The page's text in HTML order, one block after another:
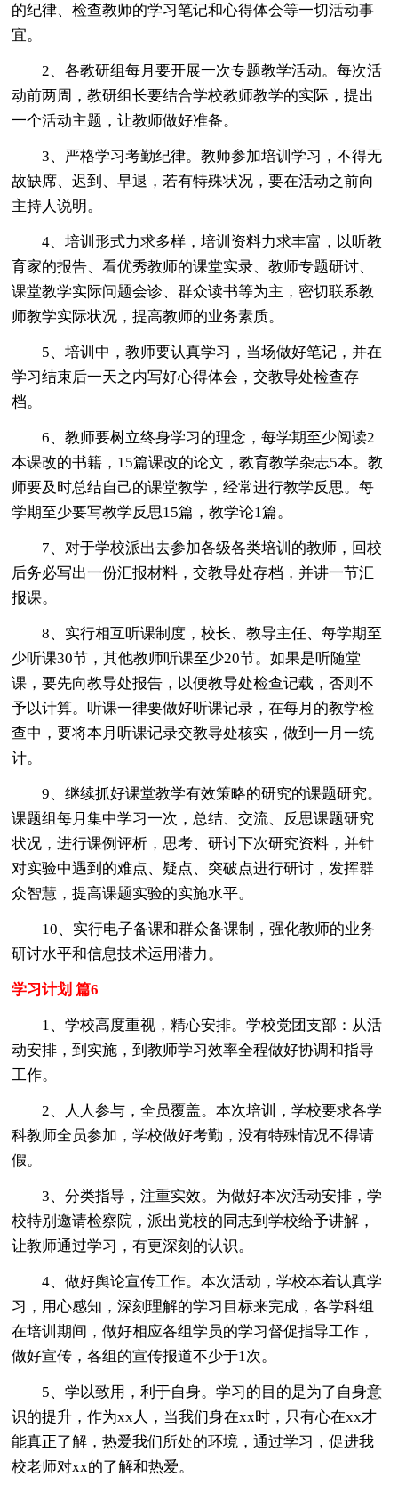
的纪律、检查教师的学习笔记和心得体会等一切活动事
宜。
2、各教研组每月要开展一次专题教学活动。每次活
动前两周，教研组长要结合学校教师教学的实际，提出
一个活动主题，让教师做好准备。
3、严格学习考勤纪律。教师参加培训学习，不得无
故缺席、迟到、早退，若有特殊状况，要在活动之前向
主持人说明。
4、培训形式力求多样，培训资料力求丰富，以听教
育家的报告、看优秀教师的课堂实录、教师专题研讨、
课堂教学实际问题会诊、群众读书等为主，密切联系教
师教学实际状况，提高教师的业务素质。
5、培训中，教师要认真学习，当场做好笔记，并在
学习结束后一天之内写好心得体会，交教导处检查存
档。
6、教师要树立终身学习的理念，每学期至少阅读2
本课改的书籍，15篇课改的论文，教育教学杂志5本。教
师要及时总结自己的课堂教学，经常进行教学反思。每
学期至少要写教学反思15篇，教学论1篇。
7、对于学校派出去参加各级各类培训的教师，回校
后务必写出一份汇报材料，交教导处存档，并讲一节汇
报课。
8、实行相互听课制度，校长、教导主任、每学期至
少听课30节，其他教师听课至少20节。如果是听随堂
课，要先向教导处报告，以便教导处检查记载，否则不
予以计算。听课一律要做好听课记录，在每月的教学检
查中，要将本月听课记录交教导处核实，做到一月一统
计。
9、继续抓好课堂教学有效策略的研究的课题研究。
课题组每月集中学习一次，总结、交流、反思课题研究
状况，进行课例评析，思考、研讨下次研究资料，并针
对实验中遇到的难点、疑点、突破点进行研讨，发挥群
众智慧，提高课题实验的实施水平。
10、实行电子备课和群众备课制，强化教师的业务
研讨水平和信息技术运用潜力。
学习计划 篇6
1、学校高度重视，精心安排。学校党团支部：从活
动安排，到实施，到教师学习效率全程做好协调和指导
工作。
2、人人参与，全员覆盖。本次培训，学校要求各学
科教师全员参加，学校做好考勤，没有特殊情况不得请
假。
3、分类指导，注重实效。为做好本次活动安排，学
校特别邀请检察院，派出党校的同志到学校给予讲解，
让教师通过学习，有更深刻的认识。
4、做好舆论宣传工作。本次活动，学校本着认真学
习，用心感知，深刻理解的学习目标来完成，各学科组
在培训期间，做好相应各组学员的学习督促指导工作，
做好宣传，各组的宣传报道不少于1次。
5、学以致用，利于自身。学习的目的是为了自身意
识的提升，作为xx人，当我们身在xx时，只有心在xx才
能真正了解，热爱我们所处的环境，通过学习，促进我
校老师对xx的了解和热爱。